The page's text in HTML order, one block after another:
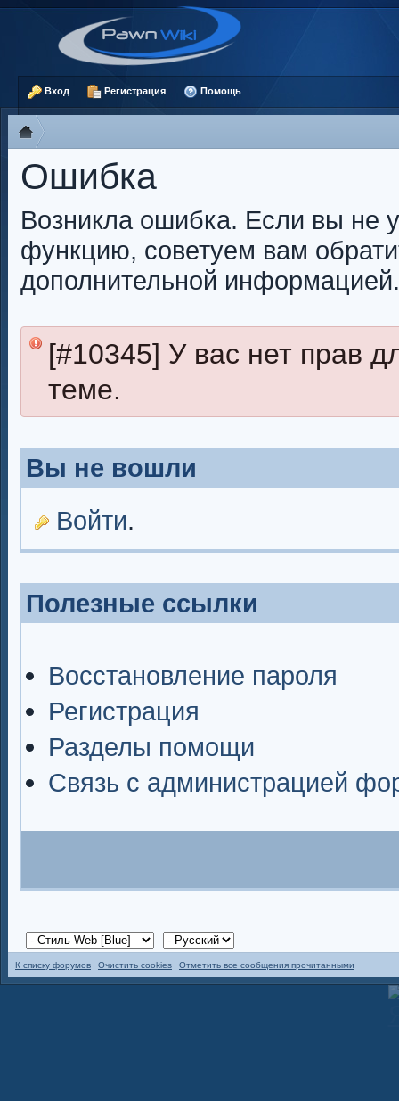
Вход Регистрация Помощь
Ошибка
Возникла ошибка. Если вы не
функцию, советуем вам
дополнительной информацией.
[#10345] У вас нет прав
теме.
Вы не вошли
Войти.
Полезные ссылки
Восстановление пароля
Регистрация
Разделы помощи
Связь с администрацией
К списку форумов Очистить cookies Отметить все сообщения прочитанными